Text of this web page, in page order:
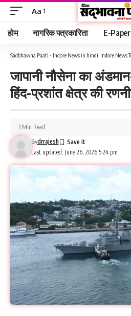
Aa
होम नागरिक पत्रकारिता E-Paper
Sadbhawna Paati - Indore News in hindi, Indore News
जापानी नौसेना का
हिंद-प्रशांत क्षेत्र की
Last updated: June 26, 2026 5:24 pm
Bydrrajesh
3 Min Read